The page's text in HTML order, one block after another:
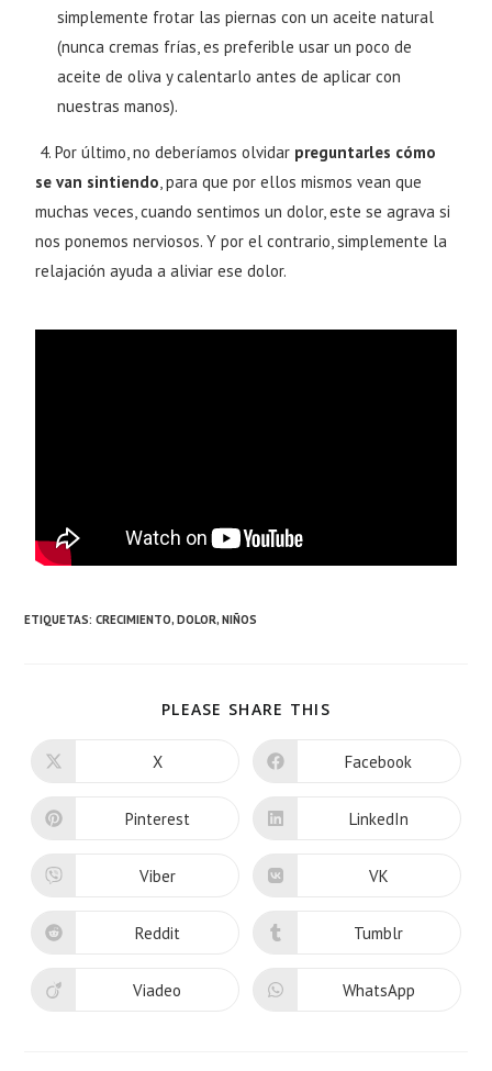
simplemente frotar las piernas con un aceite natural
(nunca cremas frías, es preferible usar un poco de
aceite de oliva y calentarlo antes de aplicar con
nuestras manos).
4. Por último, no deberíamos olvidar preguntarles cómo
se van sintiendo , para que por ellos mismos vean que
muchas veces, cuando sentimos un dolor, este se agrava si
nos ponemos nerviosos. Y por el contrario, simplemente la
relajación ayuda a aliviar ese dolor.
ETIQUETAS:CRECIMIENTO, DOLOR, NIÑOS
PLEASE SHARE THIS
X Facebook
Pinterest LinkedIn
Viber VK
Reddit Tumblr
Viadeo WhatsApp